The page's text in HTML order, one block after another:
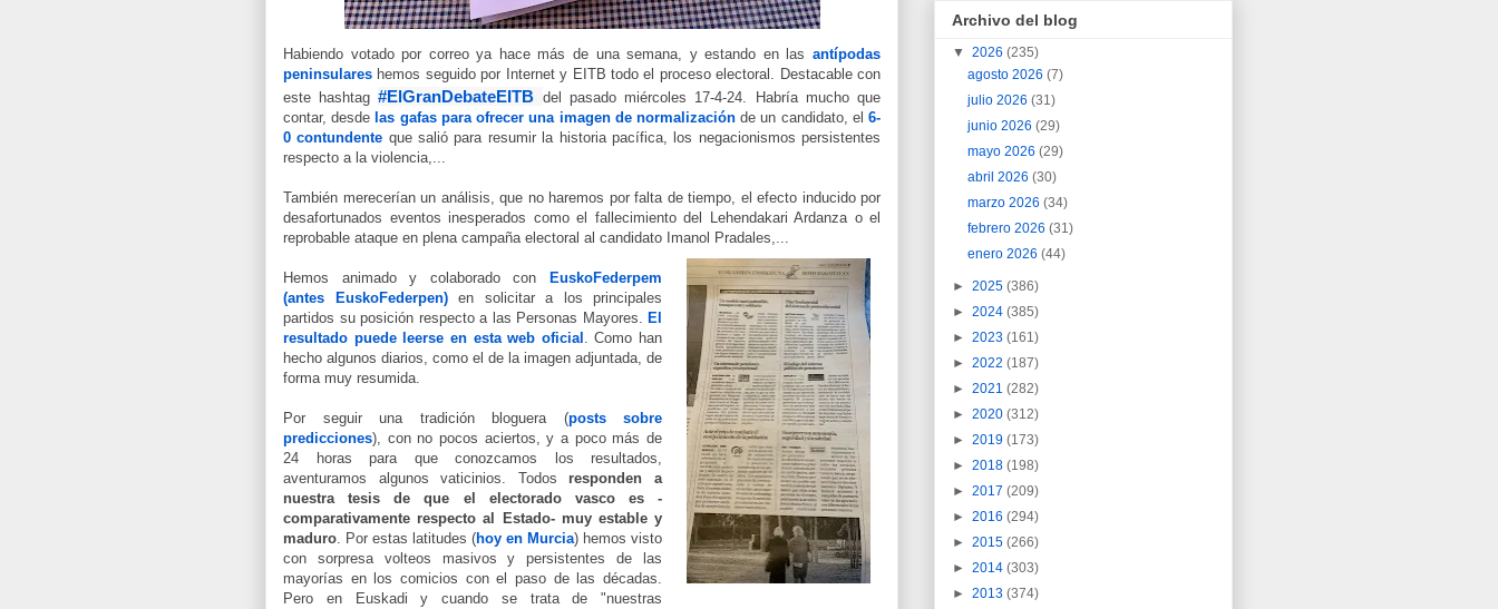
Habiendo votado por correo ya hace más de una semana, y estando en las antípodas
peninsulares hemos seguido por Internet y EITB todo el proceso electoral. Destacable con
este hashtag #ElGranDebateEITB del pasado miércoles 17-4-24. Habría mucho que
contar, desde las gafas para ofrecer una imagen de normalizaciónde un candidato, el6-
0 contundente que salió para resumir la historia pacífica, los negacionismos persistentes
respecto a la violencia,...
También merecerían un análisis, que no haremos por falta de tiempo, el efecto inducido por
desafortunados eventos inesperados como el fallecimiento del Lehendakari Ardanza o el
reprobable ataque en plena campaña electoral al candidato Imanol Pradales,...
Hemos animado y colaborado con
EuskoFederpem
(antes EuskoFederpen)en solicitar a los principales
partidos su posición respecto a las Personas Mayores. El
resultado puede leerse en esta web oficial . Como han
hecho algunos diarios, como el de la imagen adjuntada, de
forma muy resumida.
Por seguir una tradición bloguera (posts sobre
predicciones), con no pocos aciertos, y a poco más de
24 horas para que conozcamos los resultados,
aventuramos algunos vaticinios. Todos responden a
nuestra tesis de que el electorado vasco es -
comparativamente respecto al Estado- muy estable y
maduro. Por estas latitudes (hoy en Murcia) hemos visto
con sorpresa volteos masivos y persistentes de las
mayorías en los comicios con el paso de las décadas.
Pero en Euskadi y cuando se trata de "nuestras
Archivo del blog
▼ 2026 (235)
agosto 2026(7)
julio 2026(31)
junio 2026(29)
mayo 2026(29)
abril 2026(30)
marzo 2026(34)
febrero 2026(31)
enero 2026(44)
► 2025 (386)
► 2024 (385)
► 2023 (161)
► 2022 (187)
► 2021 (282)
► 2020 (312)
► 2019 (173)
► 2018 (198)
► 2017 (209)
► 2016 (294)
► 2015 (266)
► 2014 (303)
► 2013 (374)